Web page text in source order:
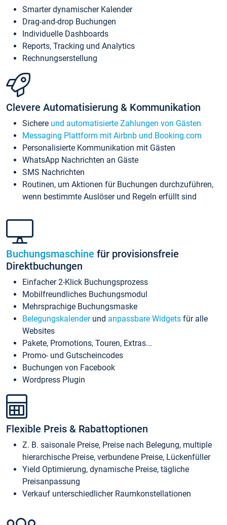
Smarter dynamischer Kalender
Drag-and-drop Buchungen
Individuelle Dashboards
Reports, Tracking und Analytics
Rechnungserstellung
Clevere Automatisierung & Kommunikation
Sichere und automatisierte Zahlungen von Gästen
Messaging Plattform mit Airbnb und Booking.com
Personalisierte Kommunikation mit Gästen
WhatsApp Nachrichten an Gäste
SMS Nachrichten
Routinen, um Aktionen für Buchungen durchzuführen,
wenn bestimmte Auslöser und Regeln erfüllt sind
Buchungsmaschine für provisionsfreie
Direktbuchungen
Einfacher 2-Klick Buchungsprozess
Mobilfreundliches Buchungsmodul
Mehrsprachige Buchungsmaske
Belegungskalenderund anpassbare Widgets für alle
Websites
Pakete, Promotions, Touren, Extras...
Promo- und Gutscheincodes
Buchungen von Facebook
Wordpress Plugin
Flexible Preis & Rabattoptionen
Z. B. saisonale Preise, Preise nach Belegung, multiple
hierarchische Preise, verbundene Preise, Lückenfüller
Yield Optimierung, dynamische Preise, tägliche
Preisanpassung
Verkauf unterschiedlicher Raumkonstellationen